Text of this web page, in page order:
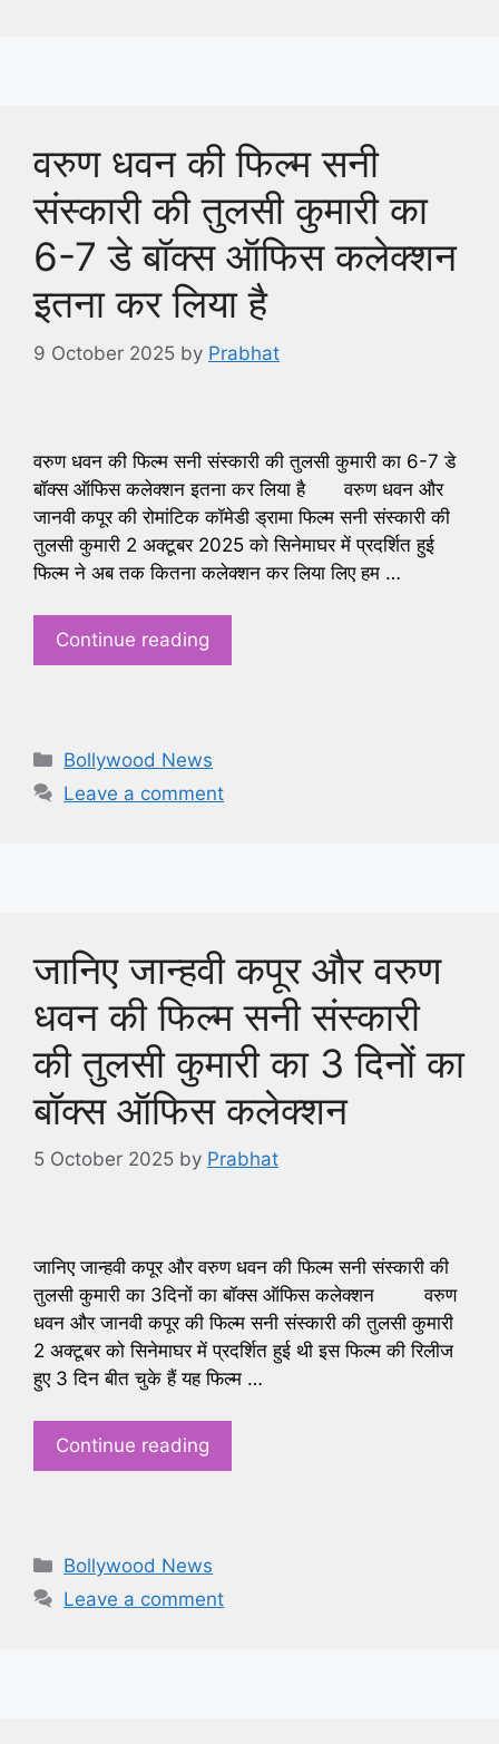
वरुण धवन की फिल्म सनी
संस्कारी की तुलसी कुमारी का
6-7 डे बॉक्स ऑफिस कलेक्शन
इतना कर लिया है
9 October 2025 by Prabhat
वरुण धवन की फिल्म सनी संस्कारी की तुलसी कुमारी का 6-7 डे
बॉक्स ऑफिस कलेक्शन इतना कर लिया है वरुण धवन और
जानवी कपूर की रोमांटिक कॉमेडी ड्रामा फिल्म सनी संस्कारी की
तुलसी कुमारी 2 अक्टूबर 2025 को सिनेमाघर में प्रदर्शित हुई
फिल्म ने अब तक कितना कलेक्शन कर लिया लिए हम …
Continue reading
Categories
Bollywood News
Leave a comment
जानिए जान्हवी कपूर और वरुण
धवन की फिल्म सनी संस्कारी
की तुलसी कुमारी का 3 दिनों का
बॉक्स ऑफिस कलेक्शन
5 October 2025 by Prabhat
जानिए जान्हवी कपूर और वरुण धवन की फिल्म सनी संस्कारी की
तुलसी कुमारी का 3दिनों का बॉक्स ऑफिस कलेक्शन वरुण
धवन और जानवी कपूर की फिल्म सनी संस्कारी की तुलसी कुमारी
2 अक्टूबर को सिनेमाघर में प्रदर्शित हुई थी इस फिल्म की रिलीज
हुए 3 दिन बीत चुके हैं यह फिल्म …
Continue reading
Categories
Bollywood News
Leave a comment